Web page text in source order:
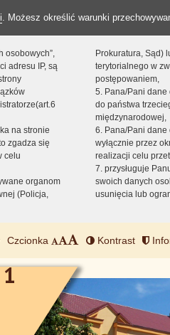
. Możesz określić warunki
osobowych”,
adresu IP, są
na stronie
zgadza się
celu
organom
(Policja,
Prokuratura, Sąd)
terytorialnego w
postępowaniem,
5. Pana/Pani
do państwa
międzynarodowej,
6. Pana/Pani
wyłącznie przez
realizacji celu
7. przysługuje
swoich danych
usunięcia lub
Czcionka Kontrast